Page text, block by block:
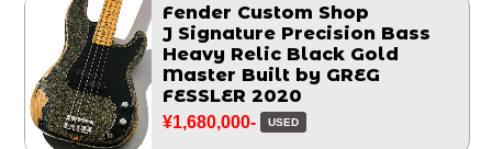
Fender Custom Shop
J Signature Precision Bass
Heavy Relic Black Gold
Master Built by GREG
FESSLER 2020
¥1,680,000- USED